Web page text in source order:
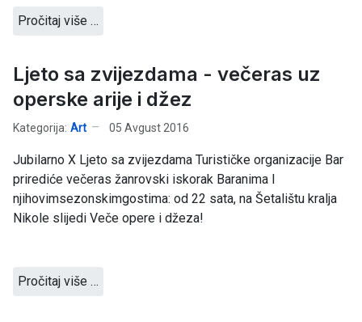
Pročitaj više …
Ljeto sa zvijezdama - večeras uz
operske arije i džez
Kategorija: Art 05 Avgust 2016
Jubilarno X Ljeto sa zvijezdama Turističke organizacije Bar
prirediće večeras žanrovski iskorak Baranima I
njihovimsezonskimgostima: od 22 sata, na Šetalištu kralja
Nikole slijedi Veče opere i džeza!
Pročitaj više …